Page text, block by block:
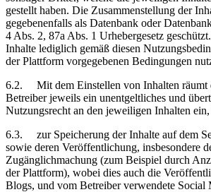
gestellt haben. Die Zusammenstellung der
gegebenenfalls als Datenbank oder
4 Abs. 2, 87a Abs. 1 Urhebergesetz
Inhalte lediglich gemäß diesen
der Plattform vorgegebenen Bedingungen
6.2.
Mit dem Einstellen von Inhalten räumt
Betreiber jeweils ein unentgeltliches und
Nutzungsrecht an den jeweiligen Inhalten ein,
6.3.
zur Speicherung der Inhalte auf dem
sowie deren Veröffentlichung, insbesondere
Zugänglichmachung (zum Beispiel durch
der Plattform), wobei dies auch die
Blogs, und vom Betreiber verwendete Social